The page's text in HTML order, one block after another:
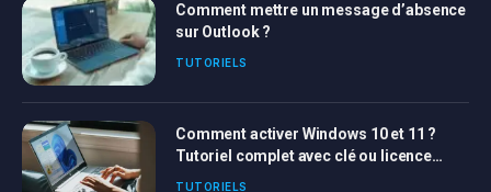
Comment mettre un message d’absence
sur Outlook ?
TUTORIELS
Comment activer Windows 10 et 11 ?
Tutoriel complet avec clé ou licence
Windows
TUTORIELS